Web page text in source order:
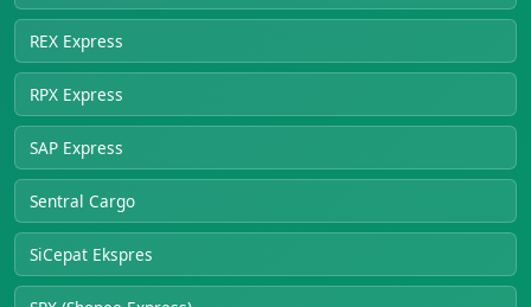
REX Express
RPX Express
SAP Express
Sentral Cargo
SiCepat Ekspres